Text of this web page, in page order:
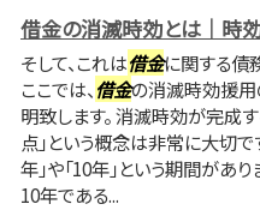
借金の消滅時効とは｜時
そして、これは借金に関する債
ここでは、 借金の消滅時効援用
明致します。 消滅時効が完成
点」という概念は非常に大切
年」や「10年」という期間があ
10年である...